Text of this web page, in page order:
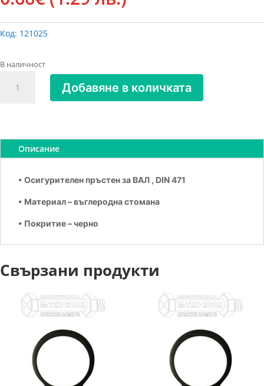
Код: 121025
В наличност
Добавяне в количката
Описание
• Осигурителен пръстен за ВАЛ , DIN 471
• Материал – въглеродна стомана
• Покритие – черно
Свързани продукти